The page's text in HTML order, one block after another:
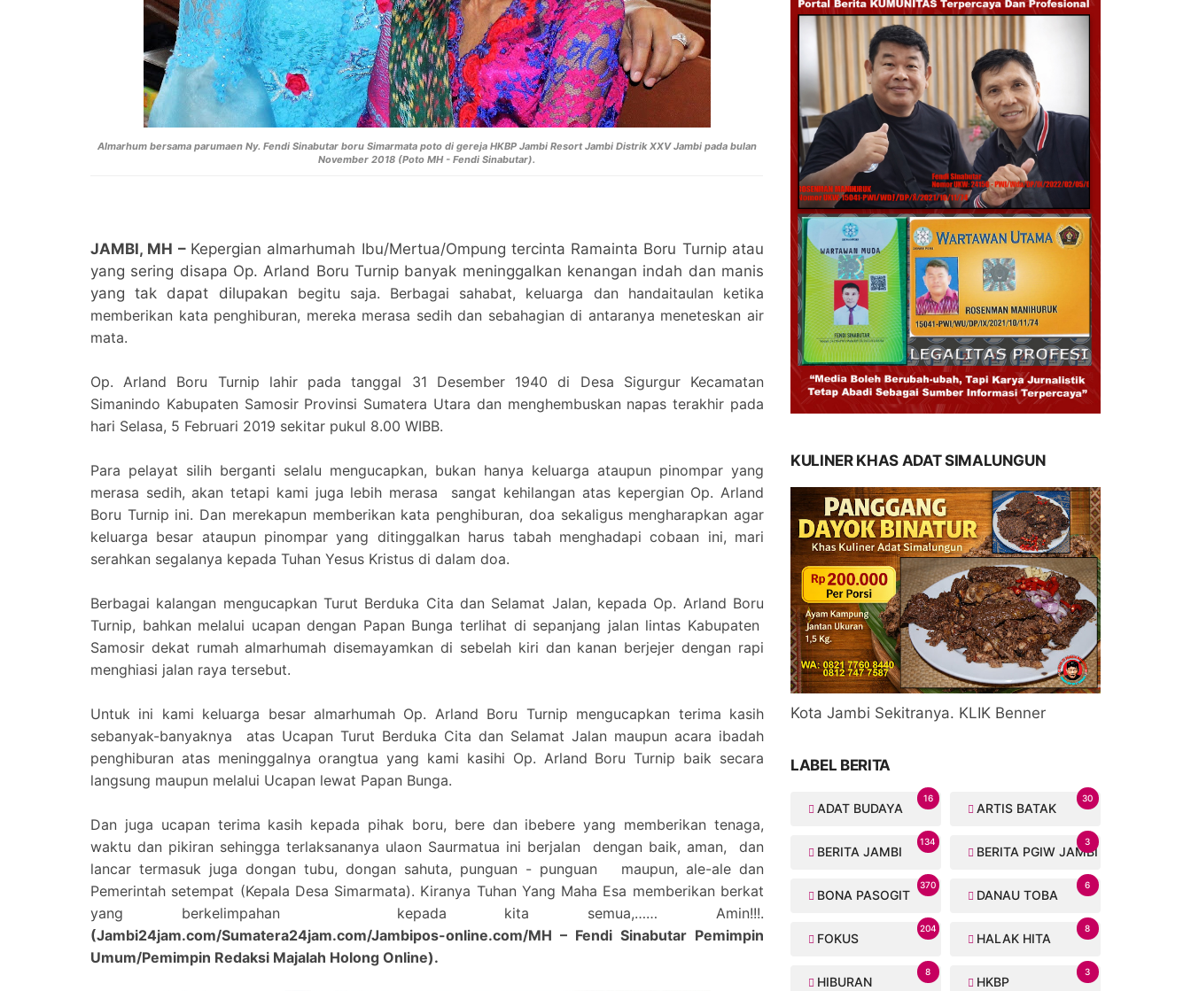
Almarhum bersama parumaen Ny. Fendi Sinabutar boru Simarmata poto di gereja HKBP Jambi Resort Jambi Distrik XXV Jambi pada bulan
November 2018 (Poto MH - Fendi Sinabutar).
JAMBI, MH – Kepergian almarhumah Ibu/Mertua/Ompung tercinta Ramainta Boru Turnip atau
yang sering disapa Op. Arland Boru Turnip banyak meninggalkan kenangan indah dan manis
yang tak dapat dilupakan begitu saja. Berbagai sahabat, keluarga dan handaitaulan ketika
memberikan kata penghiburan, mereka merasa sedih dan sebahagian di antaranya meneteskan air
mata.
Op. Arland Boru Turnip lahir pada tanggal 31 Desember 1940 di Desa Sigurgur Kecamatan
Simanindo Kabupaten Samosir Provinsi Sumatera Utara dan menghembuskan napas terakhir pada
hari Selasa, 5 Februari 2019 sekitar pukul 8.00 WIBB.
Para pelayat silih berganti selalu mengucapkan, bukan hanya keluarga ataupun pinompar yang
merasa sedih, akan tetapi kami juga lebih merasa
sangat kehilangan atas kepergian Op. Arland
Boru Turnip ini. Dan merekapun memberikan kata penghiburan, doa sekaligus mengharapkan agar
keluarga besar ataupun pinompar yang ditinggalkan harus tabah menghadapi cobaan ini, mari
serahkan segalanya kepada Tuhan Yesus Kristus di dalam doa.
Berbagai kalangan mengucapkan Turut Berduka Cita dan Selamat Jalan, kepada Op. Arland Boru
Turnip, bahkan melalui ucapan dengan Papan Bunga terlihat di sepanjang jalan lintas Kabupaten
Samosir dekat rumah almarhumah disemayamkan di sebelah kiri dan kanan berjejer dengan rapi
menghiasi jalan raya tersebut.
Untuk ini kami keluarga besar almarhumah Op. Arland Boru Turnip mengucapkan terima kasih
sebanyak-banyaknya
atas Ucapan Turut Berduka Cita dan Selamat Jalan maupun acara ibadah
penghiburan atas meninggalnya orangtua yang kami kasihi Op. Arland Boru Turnip baik secara
langsung maupun melalui Ucapan lewat Papan Bunga.
Dan juga ucapan terima kasih kepada pihak boru, bere dan ibebere yang memberikan tenaga,
waktu dan pikiran sehingga terlaksananya ulaon Saurmatua ini berjalan
dengan baik, aman,
dan
lancar termasuk juga dongan tubu, dongan sahuta, punguan - punguan
maupun, ale-ale dan
Pemerintah setempat (Kepala Desa Simarmata). Kiranya Tuhan Yang Maha Esa memberikan berkat
yang berkelimpahan
kepada kita semua,…… Amin!!!.
(Jambi24jam.com/Sumatera24jam.com/Jambipos-online.com/MH – Fendi Sinabutar Pemimpin
Umum/Pemimpin Redaksi Majalah Holong Online).
KULINER KHAS ADAT SIMALUNGUN
Kota Jambi Sekitranya. KLIK Benner
LABEL BERITA
ADAT BUDAYA
16
ARTIS BATAK
30
BERITA JAMBI
134
BERITA PGIW JAMBI
3
BONA PASOGIT
370
DANAU TOBA
6
FOKUS
204
HALAK HITA
8
HIBURAN
8
HKBP
3